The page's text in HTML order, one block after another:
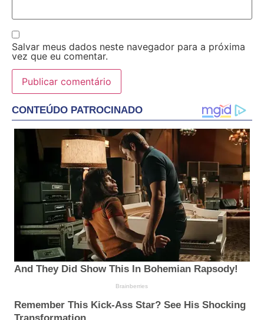
Salvar meus dados neste navegador para a próxima
vez que eu comentar.